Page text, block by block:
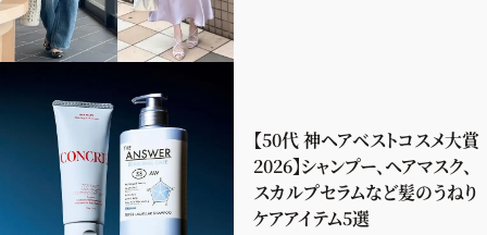
【50代 神ヘアベストコスメ大賞
2026】シャンプー、ヘアマスク、
スカルプセラムなど髪のうねり
ケアアイテム5選